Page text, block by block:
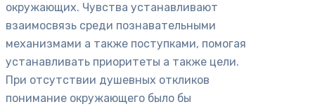
окружающих. Чувства устанавливают
взаимосвязь среди познавательными
механизмами а также поступками, помогая
устанавливать приоритеты а также цели.
При отсутствии душевных откликов
понимание окружающего было бы